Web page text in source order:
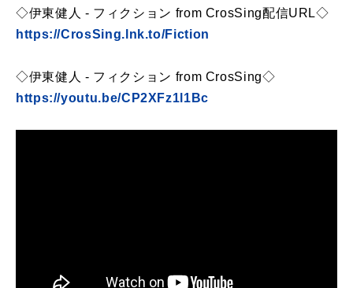
◇伊東健人 - フィクション from CrosSing配信URL◇
https://CrosSing.lnk.to/Fiction
◇伊東健人 - フィクション from CrosSing◇
https://youtu.be/CP2XFz1l1Bc